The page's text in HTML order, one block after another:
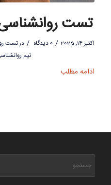
تست
اکتبر 14, 2025 / 0 دیدگاه / درتست
تیم
ادامه مطلب